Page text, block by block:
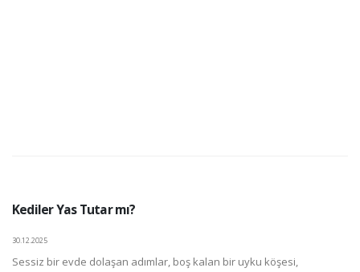
Kediler Yas Tutar mı?
30.12.2025
Sessiz bir evde dolaşan adımlar, boş kalan bir uyku köşesi,